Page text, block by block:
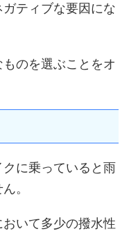
ティブな要因にな
のを選ぶことをオ
に乗っていると雨
。
いて多少の撥水性